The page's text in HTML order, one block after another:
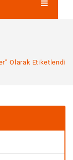
Olarak Etiketlendi